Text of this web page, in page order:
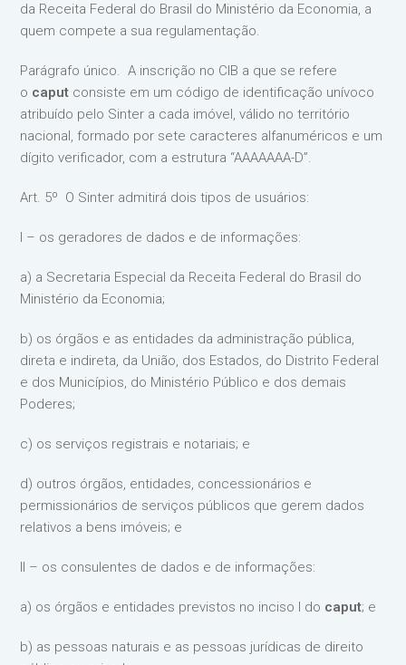
da Receita Federal do Brasil do Ministério da Economia, a
quem compete a sua regulamentação.
Parágrafo único. A inscrição no CIB a que se refere
o caput consiste em um código de identificação unívoco
atribuído pelo Sinter a cada imóvel, válido no território
nacional, formado por sete caracteres alfanuméricos e um
dígito verificador, com a estrutura “AAAAAAA-D”.
Art. 5º O Sinter admitirá dois tipos de usuários:
I – os geradores de dados e de informações:
a) a Secretaria Especial da Receita Federal do Brasil do
Ministério da Economia;
b) os órgãos e as entidades da administração pública,
direta e indireta, da União, dos Estados, do Distrito Federal
e dos Municípios, do Ministério Público e dos demais
Poderes;
c) os serviços registrais e notariais; e
d) outros órgãos, entidades, concessionários e
permissionários de serviços públicos que gerem dados
relativos a bens imóveis; e
II – os consulentes de dados e de informações:
a) os órgãos e entidades previstos no inciso I do caput; e
b) as pessoas naturais e as pessoas jurídicas de direito